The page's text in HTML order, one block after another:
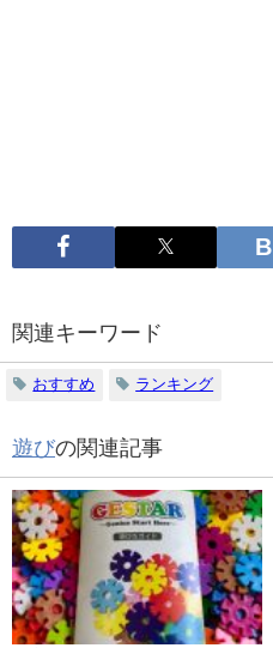
関連キーワード
おすすめ ランキング
遊びの関連記事